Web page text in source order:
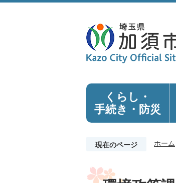
くらし・
手続き ・防災
現在のページ ホーム